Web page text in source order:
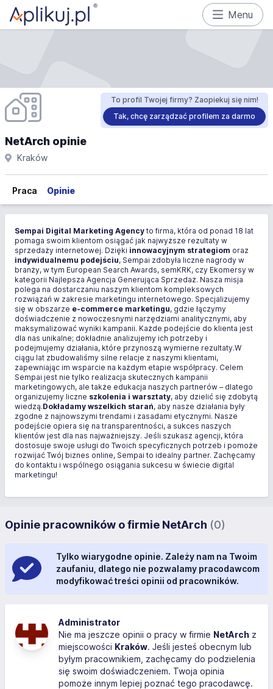
Menu
To profil Twojej firmy? Zaopiekuj się nim!
Tak, chcę zarządzać profilem za darmo
NetArch opinie
Kraków
Praca Opinie
Sempai Digital Marketing Agency to firma, która od ponad 18 lat
pomaga swoim klientom osiągać jak najwyższe rezultaty w
sprzedaży internetowej. Dzięki innowacyjnym strategiom oraz
indywidualnemu podejściu, Sempai zdobyła liczne nagrody w
branży, w tym European Search Awards, semKRK, czy Ekomersy w
kategorii Najlepsza Agencja Generująca Sprzedaż. Nasza misja
polega na dostarczaniu naszym klientom kompleksowych
rozwiązań w zakresie marketingu internetowego. Specjalizujemy
się w obszarze e-commerce marketingu, gdzie łączymy
doświadczenie z nowoczesnymi narzędziami analitycznymi, aby
maksymalizować wyniki kampanii. Każde podejście do klienta jest
dla nas unikalne; dokładnie analizujemy ich potrzeby i
podejmujemy działania, które przynoszą wymierne rezultaty.W
ciągu lat zbudowaliśmy silne relacje z naszymi klientami,
zapewniając im wsparcie na każdym etapie współpracy. Celem
Sempai jest nie tylko realizacja skutecznych kampanii
marketingowych, ale także edukacja naszych partnerów – dlatego
organizujemy liczne szkolenia i warsztaty, aby dzielić się zdobytą
wiedzą.Dokładamy wszelkich starań, aby nasze działania były
zgodne z najnowszymi trendami i zasadami etycznymi. Nasze
podejście opiera się na transparentności, a sukces naszych
klientów jest dla nas najważniejszy. Jeśli szukasz agencji, która
dostosuje swoje usługi do Twoich specyficznych potrzeb i pomoże
rozwijać Twój biznes online, Sempai to idealny partner. Zachęcamy
do kontaktu i wspólnego osiągania sukcesu w świecie digital
marketingu!
Opinie pracowników o firmie NetArch (0)
Tylko wiarygodne opinie. Zależy nam na Twoim
zaufaniu, dlatego nie pozwalamy pracodawcom
modyfikować treści opinii od pracowników.
Administrator
Nie ma jeszcze opinii o pracy w firmie NetArch z
miejscowości Kraków. Jeśli jesteś obecnym lub
byłym pracownikiem, zachęcamy do podzielenia
się swoim doświadczeniem. Twoja opinia
pomoże innym lepiej poznać tego pracodawcę.